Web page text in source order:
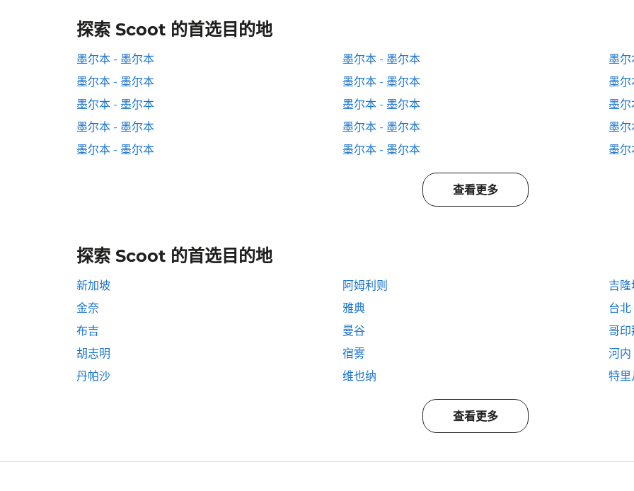
探索 Scoot 的首选目的地
墨尔本 - 墨尔本 墨尔本 - 墨尔本
墨
墨尔本 - 墨尔本
墨尔本 - 墨尔本
墨
墨尔本 - 墨尔本
墨尔本 - 墨尔本
墨
墨尔本 - 墨尔本
墨尔本 - 墨尔本
墨
墨尔本 - 墨尔本
墨尔本 - 墨尔本 墨
查看更多
探索 Scoot 的首选目的地
新加坡 阿姆利则
吉隆
金奈
雅典
台北
布吉
曼谷
哥印
胡志明
宿雾
河内
丹帕沙
维也纳 特里
查看更多